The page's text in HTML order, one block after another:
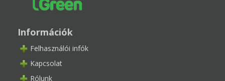
Információk
Felhasználói infók
Kapcsolat
Rólunk